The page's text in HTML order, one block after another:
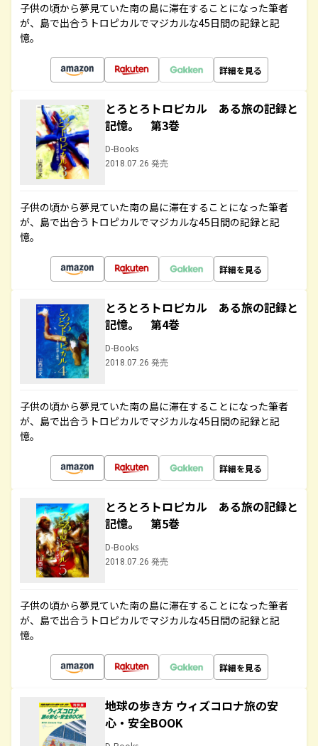
子供の頃から夢見ていた南の島に滞在することになった筆者
が、島で出合うトロピカルでマジカルな45日間の記録と記
憶。
詳細を見る
とろとろトロピカル ある旅の記録と
記憶。 第3巻
D-Books
2018.07.26 発売
子供の頃から夢見ていた南の島に滞在することになった筆者
が、島で出合うトロピカルでマジカルな45日間の記録と記
憶。
詳細を見る
とろとろトロピカル ある旅の記録と
記憶。 第4巻
D-Books
2018.07.26 発売
子供の頃から夢見ていた南の島に滞在することになった筆者
が、島で出合うトロピカルでマジカルな45日間の記録と記
憶。
詳細を見る
とろとろトロピカル ある旅の記録と
記憶。 第5巻
D-Books
2018.07.26 発売
子供の頃から夢見ていた南の島に滞在することになった筆者
が、島で出合うトロピカルでマジカルな45日間の記録と記
憶。
詳細を見る
地球の歩き方 ウィズコロナ旅の安
心・安全BOOK